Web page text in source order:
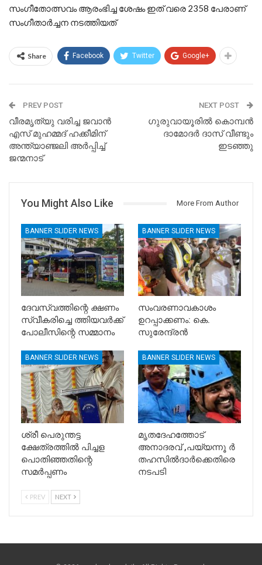
സംഗീതോത്സവം ആരംഭിച്ച ശേഷം ഇത് വരെ 2358 പേരാണ്
സംഗീതാർച്ചന നടത്തിയത്
Share Facebook Twitter Google+
PREV POST
വീരമൃത്യു വരിച്ച ജവാൻ
എസ് മുഹമ്മദ് ഹക്കീമിന്
അന്ത്യാഞ്ജലി അർപ്പിച്ച്
ജന്മനാട്
NEXT POST
ഗുരുവായൂരിൽ കൊമ്പൻ
ദാമോദർ ദാസ് വീണ്ടും
ഇടഞ്ഞു
You Might Also Like More From Author
BANNER SLIDER NEWS
ദേവസ്വത്തിന്റെ ക്ഷണം
സ്വീകരിച്ചെ ത്തിയവർക്ക്
പോലീസിന്റെ സമ്മാനം
BANNER SLIDER NEWS
സംവരണാവകാശം
ഉറപ്പാക്കണം: കെ.
സുരേന്ദ്രൻ
BANNER SLIDER NEWS
ശ്രീ പെരുന്തട്ട
ക്ഷേത്രത്തിൽ പിച്ചള
പൊതിഞ്ഞതിന്റെ
സമർപ്പണം
BANNER SLIDER NEWS
മൃതദേഹത്തോട്
അനാദരവ് ,പയ്യന്നൂ ർ
തഹസിൽദാർക്കെതിരെ
നടപടി
PREV NEXT